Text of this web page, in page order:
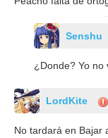
Senshu
¿Donde? Yo no
LordKite
No tardará en Bajar